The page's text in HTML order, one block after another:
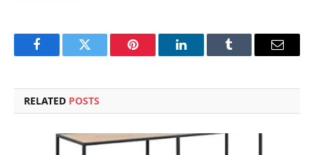
FacebookTwitter Pinterest LinkedInTumblr Email
RELATED POSTS